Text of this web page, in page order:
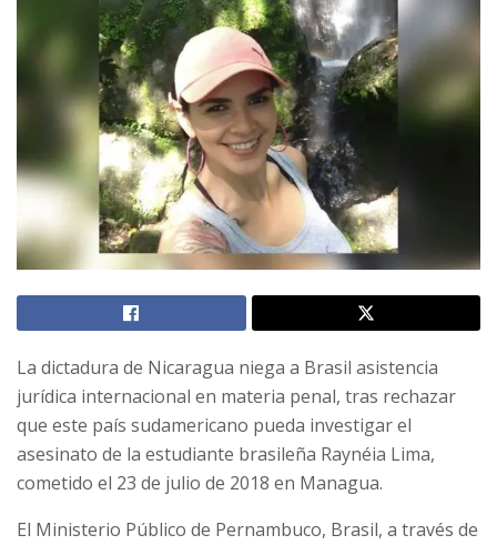
La dictadura de Nicaragua niega a Brasil asistencia
jurídica internacional en materia penal, tras rechazar
que este país sudamericano pueda investigar el
asesinato de la estudiante brasileña Raynéia Lima,
cometido el 23 de julio de 2018 en Managua.
El Ministerio Público de Pernambuco, Brasil, a través de